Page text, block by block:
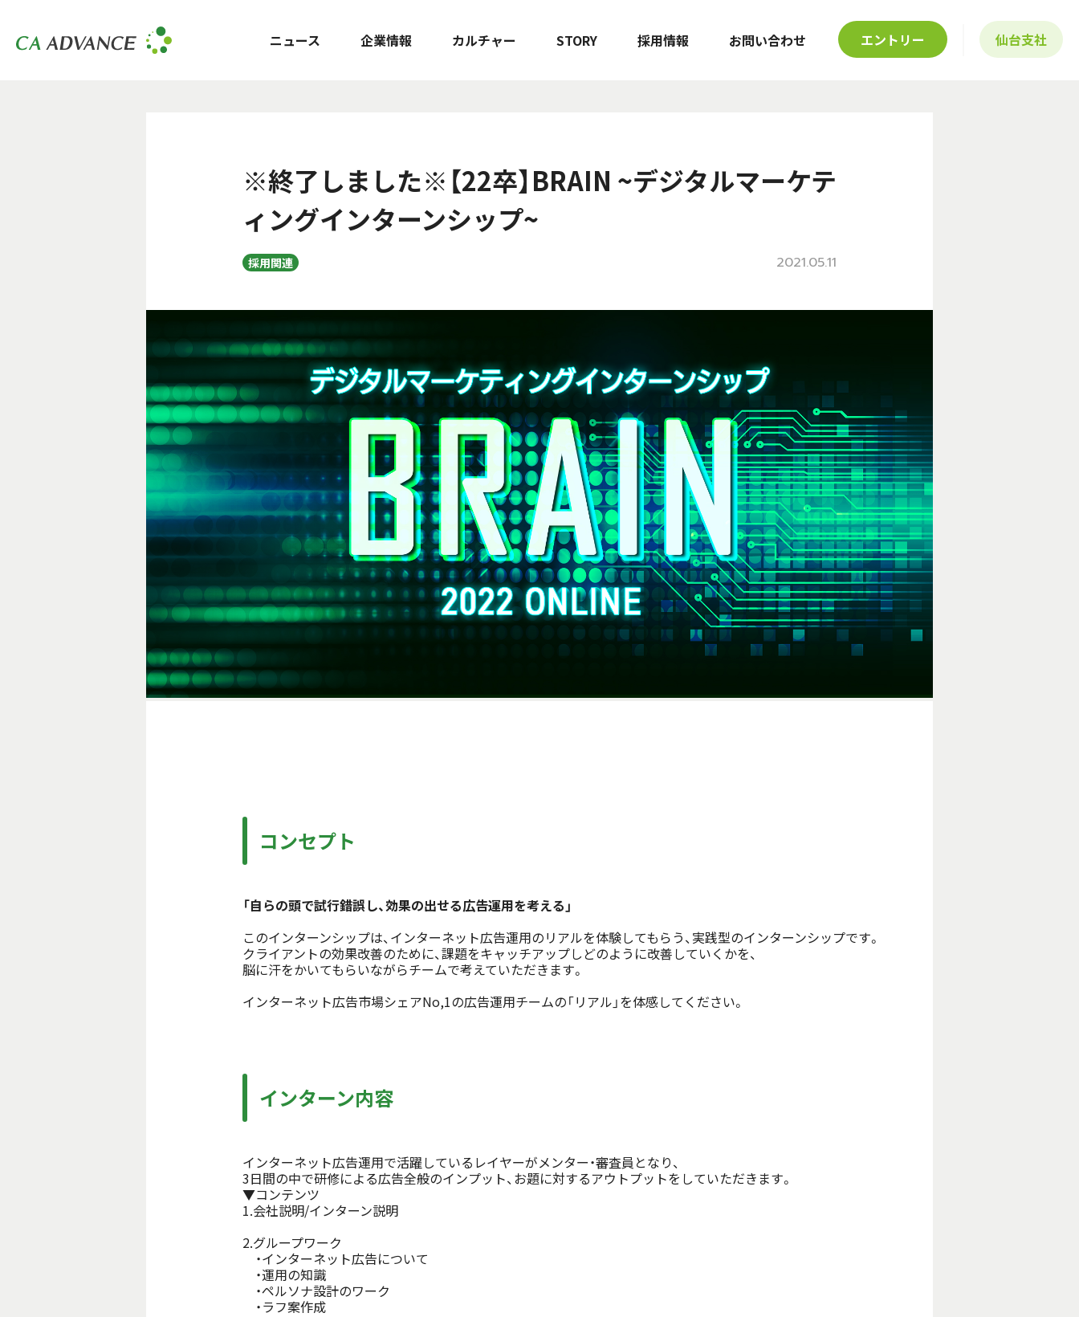
ニュース 企業情報 カルチャー STORY 採用情報 お問い合わせ エントリー 仙台支社
※終了しました※【22卒】BRAIN ~デジタルマーケテ
ィングインターンシップ~
採用関連 2021.05.11
コンセプト
「自らの頭で試行錯誤し、効果の出せる広告運用を考える」
このインターンシップは、インターネット広告運用のリアルを体験してもらう、実践型のインターンシップです。
クライアントの効果改善のために、課題をキャッチアップしどのように改善していくかを、
脳に汗をかいてもらいながらチームで考えていただきます。
インターン内容
インターネット広告運用で活躍しているレイヤーがメンター・審査員となり、
3日間の中で研修による広告全般のインプット、お題に対するアウトプットをしていただきます。
▼コンテンツ
1.会社説明/インターン説明
2.グループワーク
・インターネット広告について
・運用の知識
・ペルソナ設計のワーク
・ラフ案作成